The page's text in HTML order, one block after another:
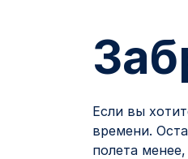
Если вы
времени.
полета